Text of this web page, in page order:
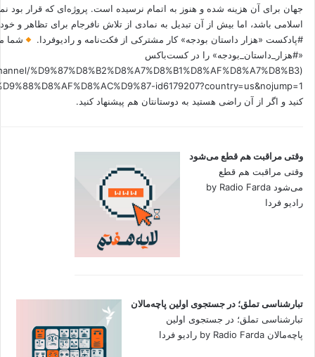
جهان برای آن هزینه شده و هنوز به اتمام نرسیده است. پروژه‌ای که قرار بود
اسلامی باشد، اما بیش از آن تبدیل به نمادی از تلاش نافرجام برای تظاهر و
#پادکست «هزار داستان بودجه» کار مشترکی از فکت‌نامه و رادیوفردا.
شما
«#هزار_داستان_بودجه» را در کست‌باکس
%D9%87%D8%B2%D8%A7%D8%B1%D8%AF%D8%A7%D8%B3
کنید و اگر از آن راضی هستید به دوستانتان هم پیشنهاد کنید.
وقتی مراقبت هم قطع می‌شود
وقتی مراقبت هم قطع
می‌شود by Radio Farda
رادیو فردا
تبارشناسی تملق؛ در جستجوی اولین‌ پاچه‌مالان
تبارشناسی تملق؛ در جستجوی اولین‌
پاچه‌مالان by Radio Farda رادیو فردا